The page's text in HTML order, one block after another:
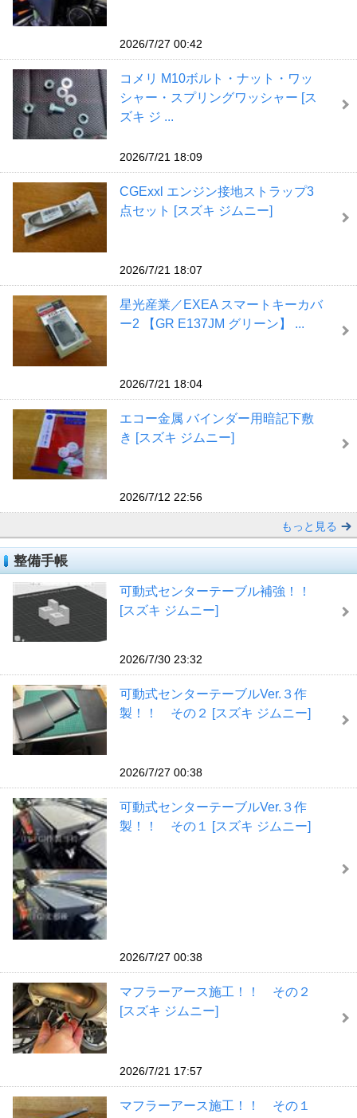
2026/7/27 00:42
コメリ M10ボルト・ナット・ワッ
シャー・スプリングワッシャー [ス
ズキ ジ ...
2026/7/21 18:09
CGExxl エンジン接地ストラップ3
点セット [スズキ ジムニー]
2026/7/21 18:07
星光産業／EXEA スマートキーカバ
ー2 【GR E137JM グリーン】 ...
2026/7/21 18:04
エコー金属 バインダー用暗記下敷
き [スズキ ジムニー]
2026/7/12 22:56
もっと見る
整備手帳
可動式センターテーブル補強！！
[スズキ ジムニー]
2026/7/30 23:32
可動式センターテーブルVer.３作
製！！ その２ [スズキ ジムニー]
2026/7/27 00:38
可動式センターテーブルVer.３作
製！！ その１ [スズキ ジムニー]
2026/7/27 00:38
マフラーアース施工！！ その２
[スズキ ジムニー]
2026/7/21 17:57
マフラーアース施工！！ その１